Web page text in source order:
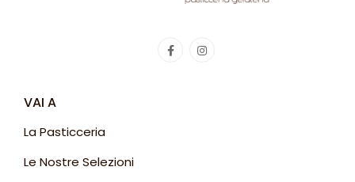
VAI A
La Pasticceria
Le Nostre Selezioni